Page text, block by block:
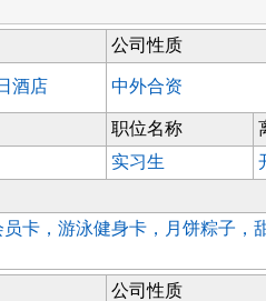
公司性质
酒店 中外合资
职位名称
实习生
卡，游泳健身卡，月饼粽子，
公司性质